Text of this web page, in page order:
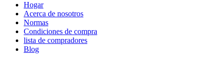
Hogar
Acerca de nosotros
Normas
Condiciones de compra
lista de compradores
Blog